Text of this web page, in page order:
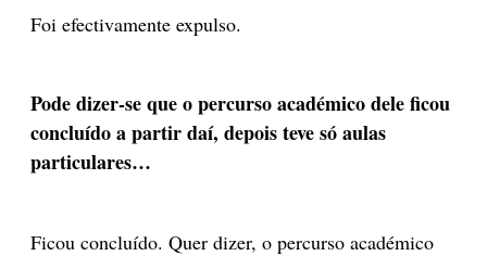
Foi efectivamente expulso.
Pode dizer-se que o percurso académico dele ficou
concluído a partir daí, depois teve só aulas
particulares…
Ficou concluído. Quer dizer, o percurso académico